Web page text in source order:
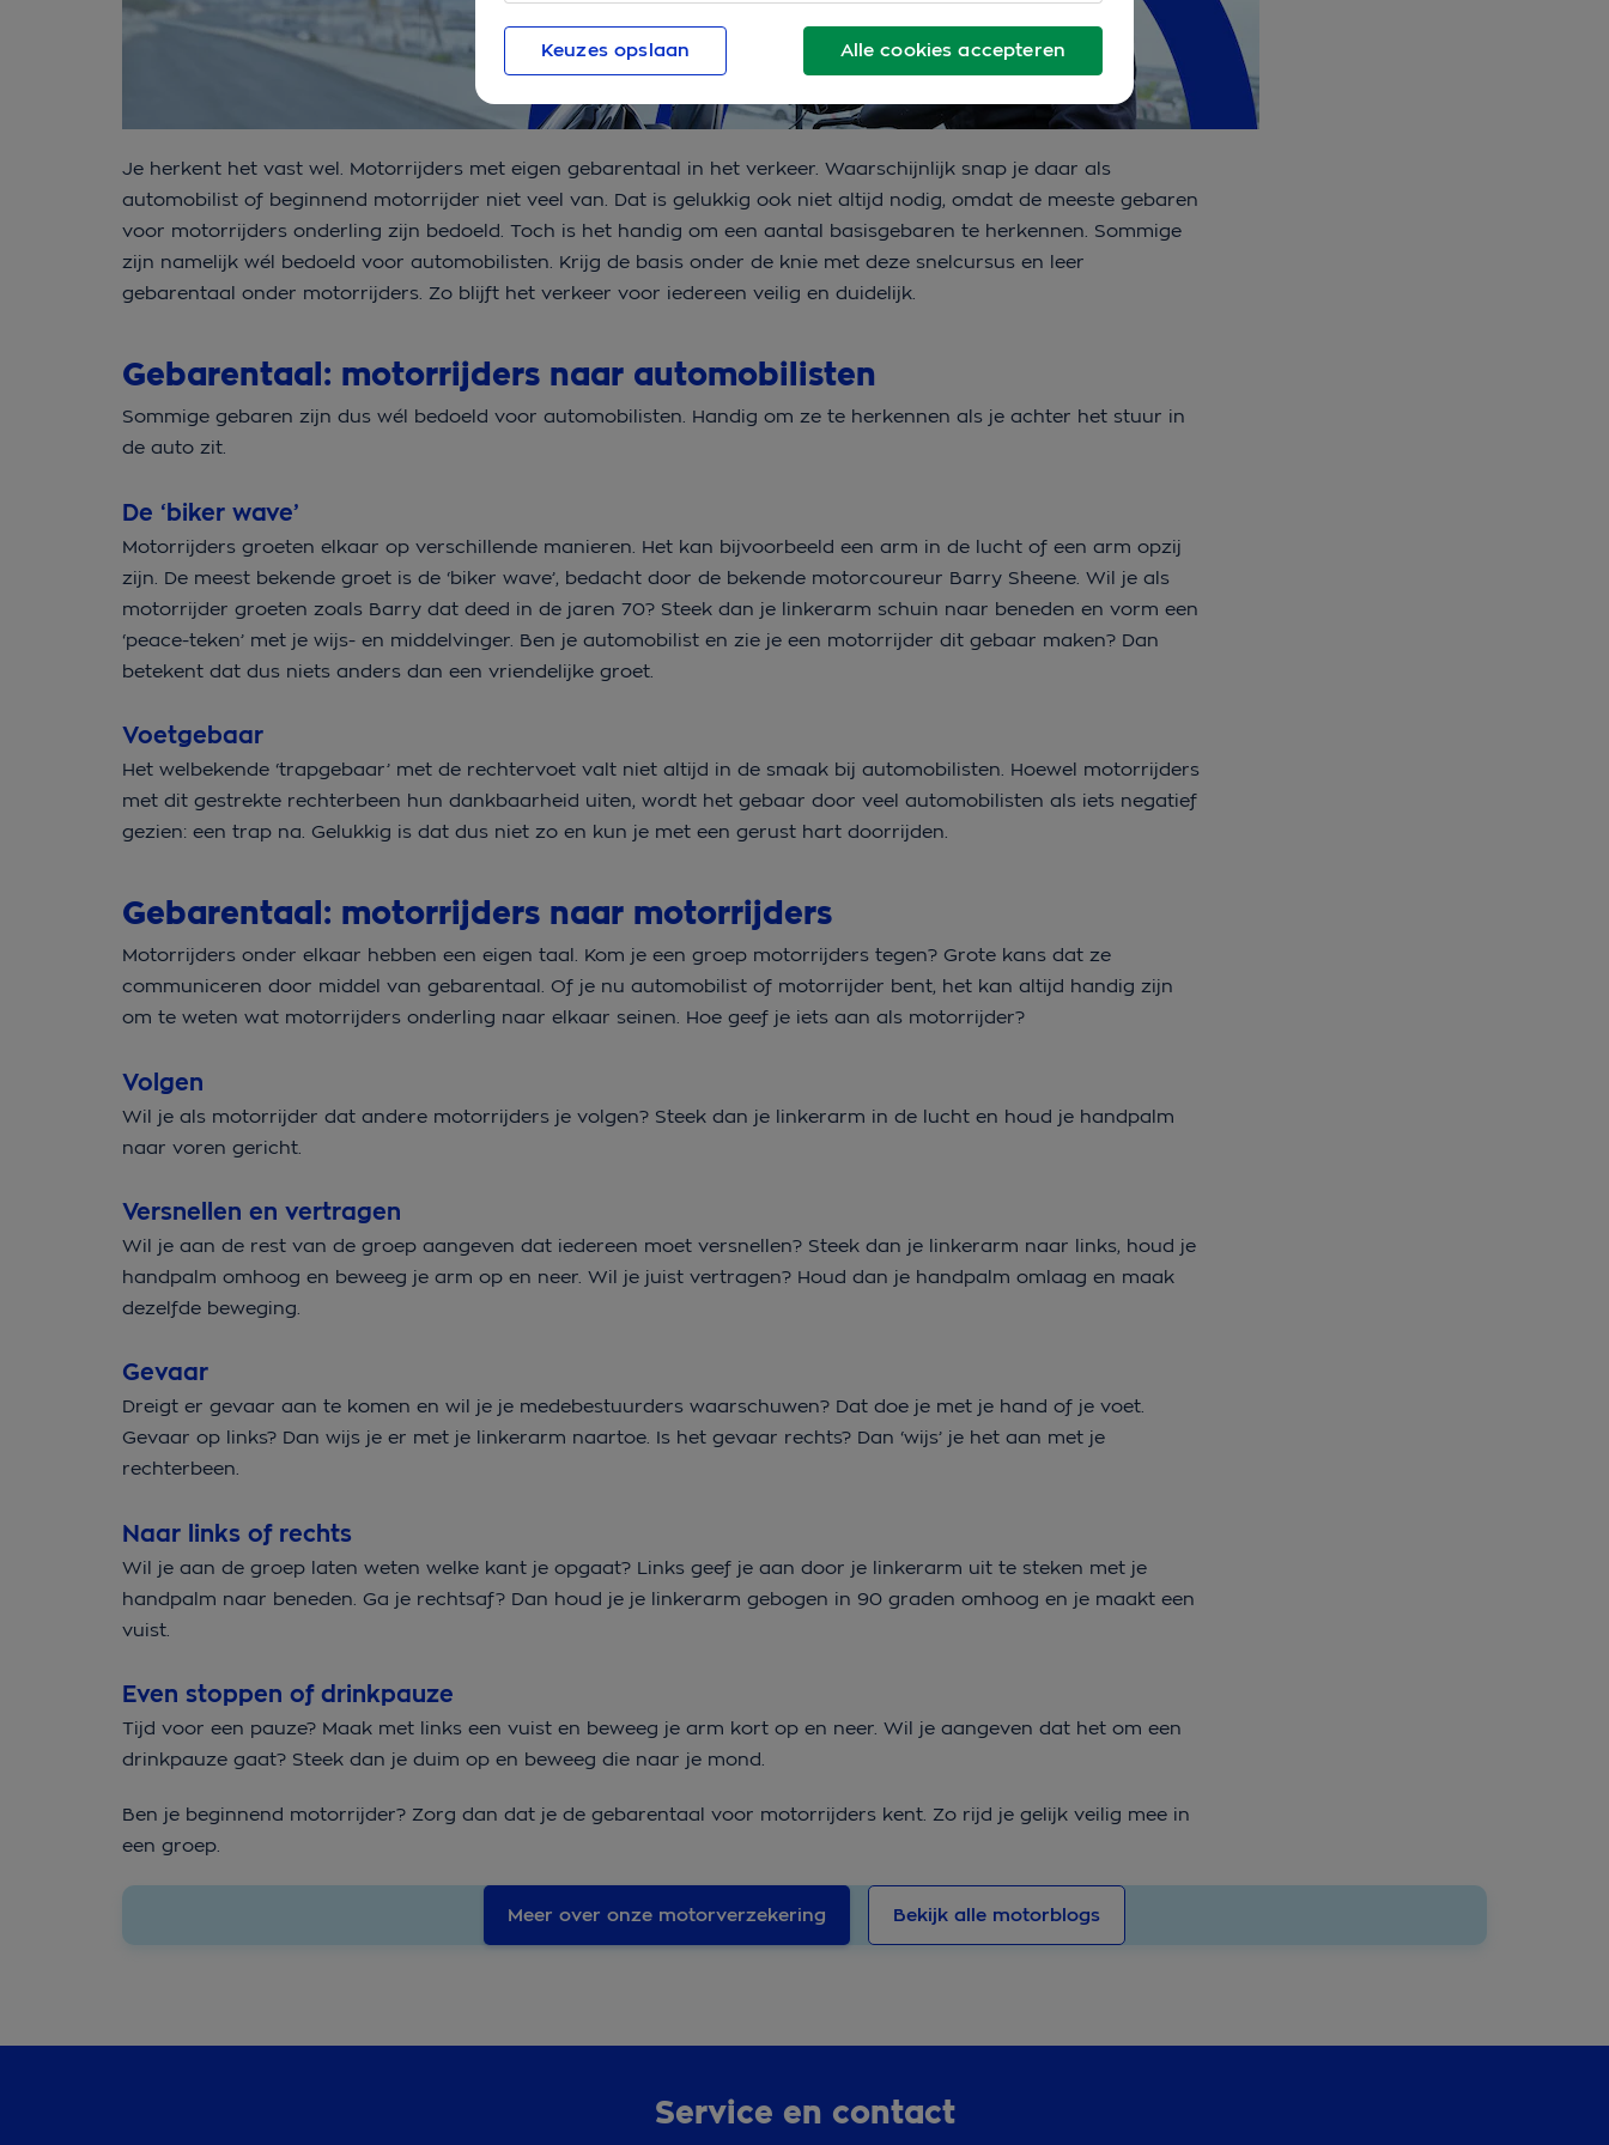
Je herkent het vast wel. Motorrijders met eigen gebarentaal in het verkeer. Waarschijnlijk snap je daar als
automobilist of beginnend motorrijder niet veel van. Dat is gelukkig ook niet altijd nodig, omdat de meeste gebaren
voor motorrijders onderling zijn bedoeld. Toch is het handig om een aantal basisgebaren te herkennen. Sommige
zijn namelijk wél bedoeld voor automobilisten. Krijg de basis onder de knie met deze snelcursus en leer
gebarentaal onder motorrijders. Zo blijft het verkeer voor iedereen veilig en duidelijk.
Gebarentaal: motorrijders naar automobilisten
Sommige gebaren zijn dus wél bedoeld voor automobilisten. Handig om ze te herkennen als je achter het stuur in
de auto zit.
De ‘biker wave’
Motorrijders groeten elkaar op verschillende manieren. Het kan bijvoorbeeld een arm in de lucht of een arm opzij
zijn. De meest bekende groet is de ‘biker wave’, bedacht door de bekende motorcoureur Barry Sheene. Wil je als
motorrijder groeten zoals Barry dat deed in de jaren 70? Steek dan je linkerarm schuin naar beneden en vorm een
‘peace-teken’ met je wijs- en middelvinger. Ben je automobilist en zie je een motorrijder dit gebaar maken? Dan
betekent dat dus niets anders dan een vriendelijke groet.
Voetgebaar
Het welbekende ‘trapgebaar’ met de rechtervoet valt niet altijd in de smaak bij automobilisten. Hoewel motorrijders
met dit gestrekte rechterbeen hun dankbaarheid uiten, wordt het gebaar door veel automobilisten als iets negatief
gezien: een trap na. Gelukkig is dat dus niet zo en kun je met een gerust hart doorrijden.
Gebarentaal: motorrijders naar motorrijders
Motorrijders onder elkaar hebben een eigen taal. Kom je een groep motorrijders tegen? Grote kans dat ze
communiceren door middel van gebarentaal. Of je nu automobilist of motorrijder bent, het kan altijd handig zijn
om te weten wat motorrijders onderling naar elkaar seinen. Hoe geef je iets aan als motorrijder?
Volgen
Wil je als motorrijder dat andere motorrijders je volgen? Steek dan je linkerarm in de lucht en houd je handpalm
naar voren gericht.
Versnellen en vertragen
Wil je aan de rest van de groep aangeven dat iedereen moet versnellen? Steek dan je linkerarm naar links, houd je
handpalm omhoog en beweeg je arm op en neer. Wil je juist vertragen? Houd dan je handpalm omlaag en maak
dezelfde beweging.
Gevaar
Dreigt er gevaar aan te komen en wil je je medebestuurders waarschuwen? Dat doe je met je hand of je voet.
Gevaar op links? Dan wijs je er met je linkerarm naartoe. Is het gevaar rechts? Dan ‘wijs’ je het aan met je
rechterbeen.
Naar links of rechts
Wil je aan de groep laten weten welke kant je opgaat? Links geef je aan door je linkerarm uit te steken met je
handpalm naar beneden. Ga je rechtsaf? Dan houd je je linkerarm gebogen in 90 graden omhoog en je maakt een
vuist.
Even stoppen of drinkpauze
Tijd voor een pauze? Maak met links een vuist en beweeg je arm kort op en neer. Wil je aangeven dat het om een
drinkpauze gaat? Steek dan je duim op en beweeg die naar je mond.
Ben je beginnend motorrijder? Zorg dan dat je de gebarentaal voor motorrijders kent. Zo rijd je gelijk veilig mee in
een groep.
Meer over onze motorverzekering Bekijk alle motorblogs
Service en contact
Alle cookies accepteren
Keuzes opslaan